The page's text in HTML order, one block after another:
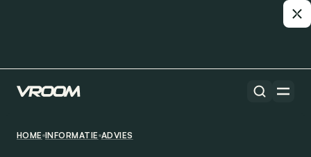
HOME INFORMATIE ADVIES